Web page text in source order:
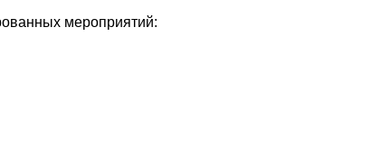
мероприятий: